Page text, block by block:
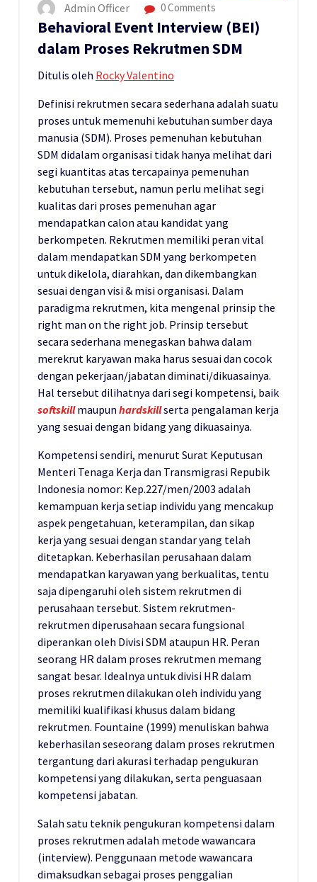
Admin Officer 0 Comments
Behavioral Event Interview (BEI)
dalam Proses Rekrutmen SDM
Ditulis oleh Rocky Valentino
Definisi rekrutmen secara sederhana adalah suatu
proses untuk memenuhi kebutuhan sumber daya
manusia (SDM). Proses pemenuhan kebutuhan
SDM didalam organisasi tidak hanya melihat dari
segi kuantitas atas tercapainya pemenuhan
kebutuhan tersebut, namun perlu melihat segi
kualitas dari proses pemenuhan agar
mendapatkan calon atau kandidat yang
berkompeten. Rekrutmen memiliki peran vital
dalam mendapatkan SDM yang berkompeten
untuk dikelola, diarahkan, dan dikembangkan
sesuai dengan visi & misi organisasi. Dalam
paradigma rekrutmen, kita mengenal prinsip the
right man on the right job. Prinsip tersebut
secara sederhana menegaskan bahwa dalam
merekrut karyawan maka harus sesuai dan cocok
dengan pekerjaan/jabatan diminati/dikuasainya.
Hal tersebut dilihatnya dari segi kompetensi, baik
softskillmaupun hardskillserta pengalaman kerja
yang sesuai dengan bidang yang dikuasainya.
Kompetensi sendiri, menurut Surat Keputusan
Menteri Tenaga Kerja dan Transmigrasi Repubik
Indonesia nomor: Kep.227/men/2003 adalah
kemampuan kerja setiap individu yang mencakup
aspek pengetahuan, keterampilan, dan sikap
kerja yang sesuai dengan standar yang telah
ditetapkan. Keberhasilan perusahaan dalam
mendapatkan karyawan yang berkualitas, tentu
saja dipengaruhi oleh sistem rekrutmen di
perusahaan tersebut. Sistem rekrutmen-
rekrutmen diperusahaan secara fungsional
diperankan oleh Divisi SDM ataupun HR. Peran
seorang HR dalam proses rekrutmen memang
sangat besar. Idealnya untuk divisi HR dalam
proses rekrutmen dilakukan oleh individu yang
memiliki kualifikasi khusus dalam bidang
rekrutmen. Fountaine (1999) menuliskan bahwa
keberhasilan seseorang dalam proses rekrutmen
tergantung dari akurasi terhadap pengukuran
kompetensi yang dilakukan, serta penguasaan
kompetensi jabatan.
Salah satu teknik pengukuran kompetensi dalam
proses rekrutmen adalah metode wawancara
(interview). Penggunaan metode wawancara
dimaksudkan sebagai proses penggalian